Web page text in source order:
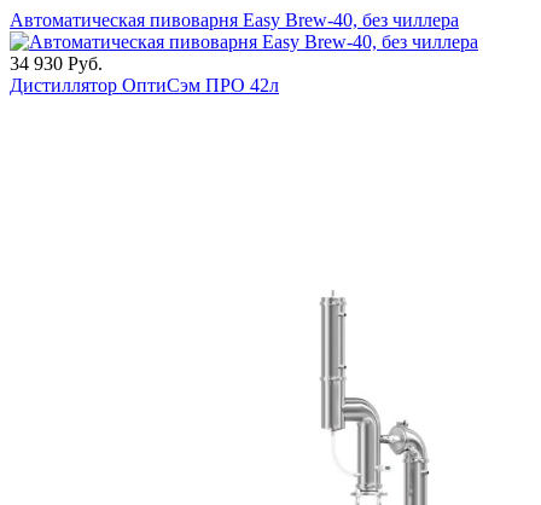
Автоматическая пивоварня Easy Brew-40, без чиллера
34 930 Руб.
Дистиллятор ОптиСэм ПРО 42л